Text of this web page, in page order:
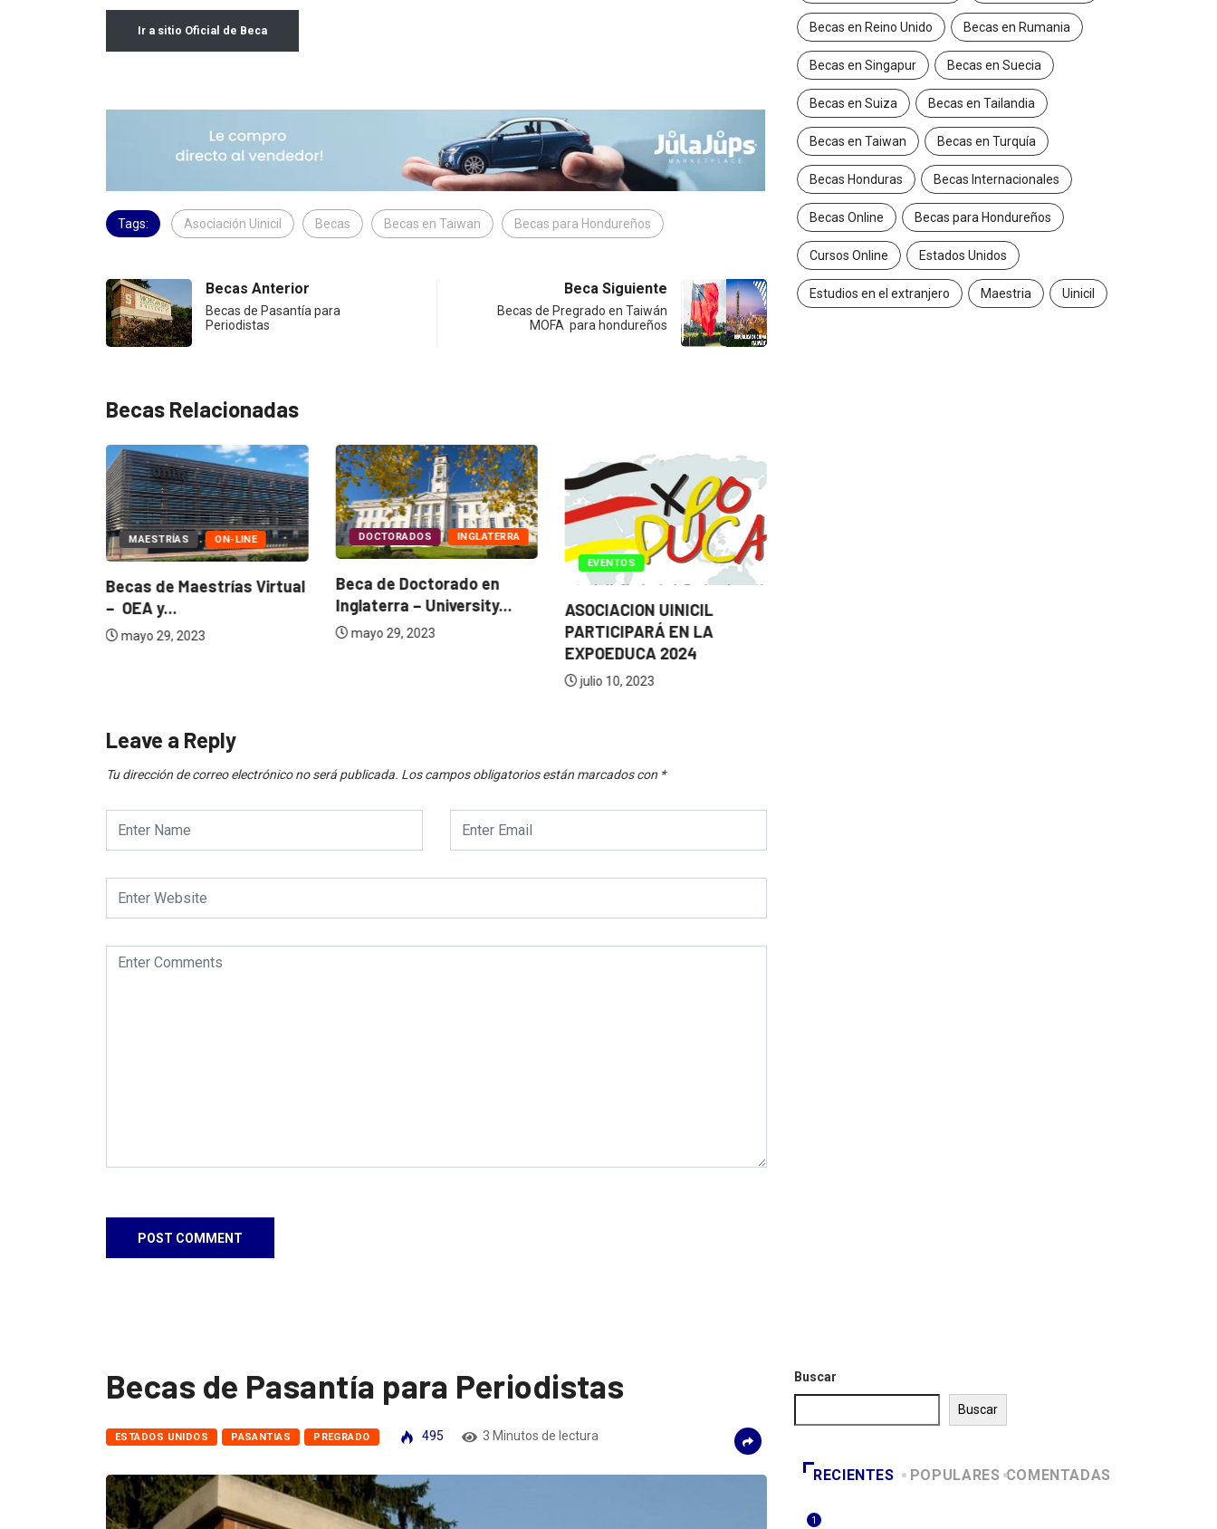
Ir a sitio Oficial de Beca
Tags: Asociación Uinicil Becas Becas en Taiwan Becas para Hondureños
Becas Anterior
Becas de Pasantía para
Periodistas
Beca Siguiente
Becas de Pregrado en Taiwán
MOFA para hondureños
Becas Relacionadas
MAESTRÍAS ON-LINE
Becas de Maestrías Virtual
– OEA y...
mayo 29, 2023
DOCTORADOS INGLATERRA
Beca de Doctorado en
Inglaterra – University...
mayo 29, 2023
EVENTOS
ASOCIACION UINICIL
PARTICIPARÁ EN LA
EXPOEDUCA 2024
julio 10, 2023
Leave a Reply
Tu dirección de correo electrónico no será publicada. Los campos obligatorios están marcados con *
Becas en Reino Unido Becas en Rumania
Becas en Singapur Becas en Suecia
Becas en Suiza Becas en Tailandia
Becas en Taiwan Becas en Turquía
Becas Honduras Becas Internacionales
Becas Online Becas para Hondureños
Cursos Online Estados Unidos
Estudios en el extranjero Maestria Uinicil
Becas de Pasantía para Periodistas
ESTADOS UNIDOS PASANTIAS PREGRADO 495 3 Minutos de lectura
Buscar
Buscar
RECIENTES POPULARES COMENTADAS
1